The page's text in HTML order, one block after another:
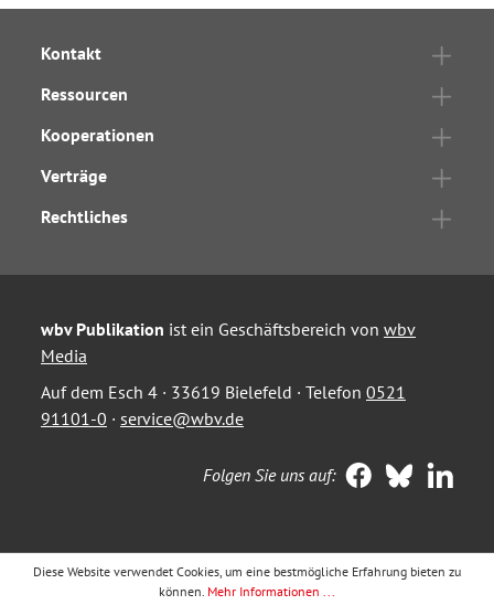
Kontakt
Ressourcen
Kooperationen
Verträge
Rechtliches
wbv Publikation ist ein Geschäftsbereich von wbv
Media
Auf dem Esch 4 · 33619 Bielefeld · Telefon 0521
91101-0 · service@wbv.de
Folgen Sie uns auf:
Diese Website verwendet Cookies, um eine bestmögliche Erfahrung bieten zu
können. Mehr Informationen ...